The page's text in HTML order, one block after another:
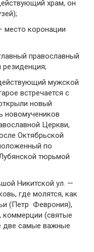
храм, он
место коронации
православный
мужской
встречается с
новый
новомучеников
Церкви,
Октябрьской
по
тюрьмой
Никитской ул. —
где молятся, как
(Петр Феврония),
коммерции (святые
две самые важные